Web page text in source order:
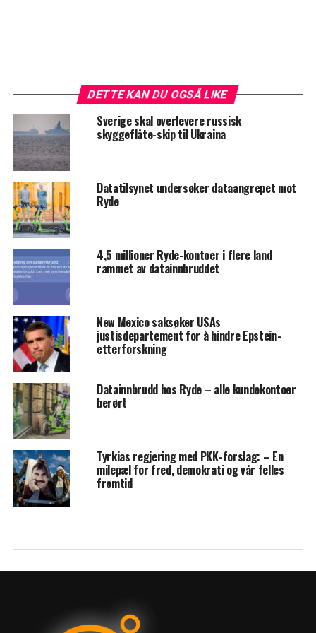
DETTE KAN DU OGSÅ LIKE
Sverige skal overlevere russisk
skyggeflåte-skip til Ukraina
Datatilsynet undersøker dataangrepet mot
Ryde
4,5 millioner Ryde-kontoer i flere land
rammet av datainnbruddet
New Mexico saksøker USAs
justisdepartement for å hindre Epstein-
etterforskning
Datainnbrudd hos Ryde – alle kundekontoer
berørt
Tyrkias regjering med PKK-forslag: – En
milepæl for fred, demokrati og vår felles
fremtid